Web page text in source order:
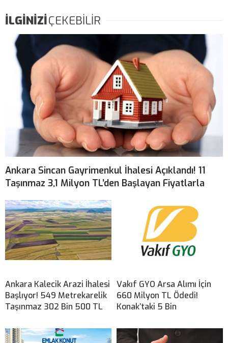
İLGİNİZİÇEKEBİLİR
Ankara Sincan Gayrimenkul İhalesi Açıklandı! 11
Taşınmaz 3,1 Milyon TL’den Başlayan Fiyatlarla
Ankara Kalecik Arazi İhalesi
Başlıyor! 549 Metrekarelik
Taşınmaz 302 Bin 500 TL
Vakıf GYO Arsa Alımı İçin
660 Milyon TL Ödedi!
Konak’taki 5 Bin